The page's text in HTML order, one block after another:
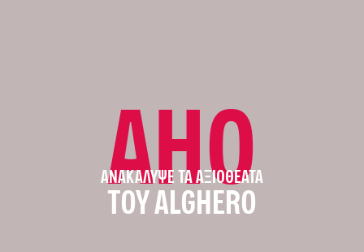
AHO
ΑΝΑΚΆΛΥΨΕ ΤΑ ΑΞΙΟΘΈΑΤΑ
ΤΟΥ ALGHERO